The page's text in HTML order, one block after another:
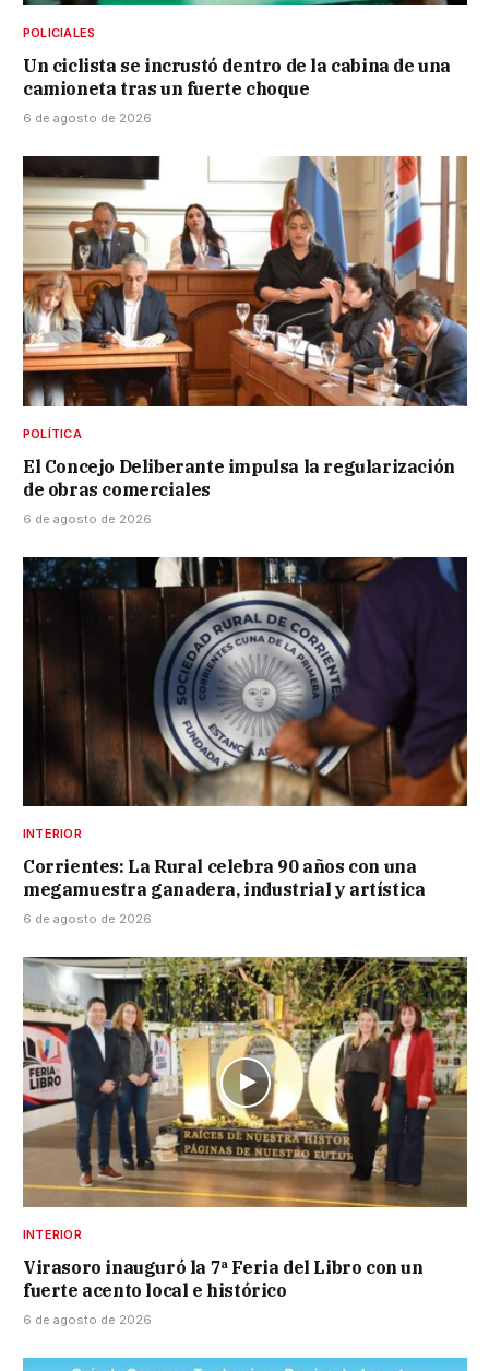
POLICIALES
Un ciclista se incrustó dentro de la cabina de una
camioneta tras un fuerte choque
6 de agosto de 2026
POLÍTICA
El Concejo Deliberante impulsa la regularización
de obras comerciales
6 de agosto de 2026
INTERIOR
Corrientes: La Rural celebra 90 años con una
megamuestra ganadera, industrial y artística
6 de agosto de 2026
INTERIOR
Virasoro inauguró la 7ª Feria del Libro con un
fuerte acento local e histórico
6 de agosto de 2026